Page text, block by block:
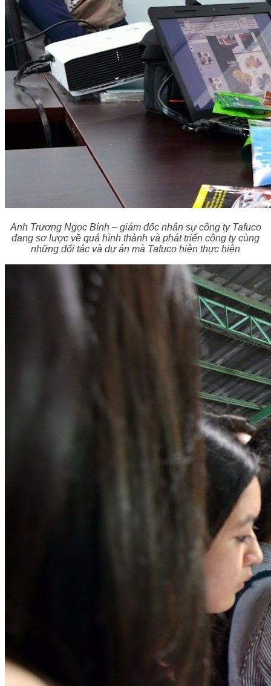
Anh Trương Ngọc Bính – giám đốc nhân sự công ty Tafuco
đang sơ lược về quá hình thành và phát triển công ty cùng
những đối tác và dự án mà Tafuco hiện thực hiện